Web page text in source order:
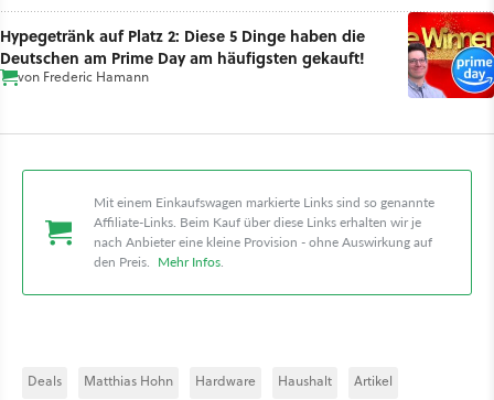
Hypegetränk auf Platz 2: Diese 5 Dinge haben die
Deutschen am Prime Day am häufigsten gekauft!
von Frederic Hamann
Mit einem Einkaufswagen markierte Links sind so genannte
Affiliate-Links. Beim Kauf über diese Links erhalten wir je
nach Anbieter eine kleine Provision - ohne Auswirkung auf
den Preis. Mehr Infos.
Deals Matthias Hohn Hardware Haushalt Artikel